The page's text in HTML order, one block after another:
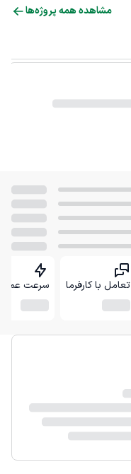
مشاهده همه پروژه‌ها
تعامل با کارفرما سرعت عمل